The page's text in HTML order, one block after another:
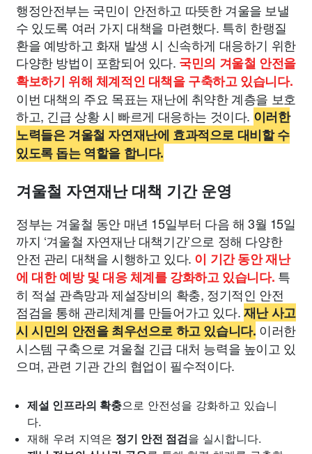
행정안전부는 국민이 안전하고 따뜻한 겨울을 보낼
수 있도록 여러 가지 대책을 마련했다. 특히 한랭질
환을 예방하고 화재 발생 시 신속하게 대응하기 위한
다양한 방법이 포함되어 있다. 국민의 겨울철 안전을
확보하기 위해 체계적인 대책을 구축하고 있습니다.
이번 대책의 주요 목표는 재난에 취약한 계층을 보호
하고, 긴급 상황 시 빠르게 대응하는 것이다. 이러한
노력들은 겨울철 자연재난에 효과적으로 대비할 수
있도록 돕는 역할을 합니다.
겨울철 자연재난 대책 기간 운영
정부는 겨울철 동안 매년 15일부터 다음 해 3월 15일
까지 ‘겨울철 자연재난 대책기간’으로 정해 다양한
안전 관리 대책을 시행하고 있다. 이 기간 동안 재난
에 대한 예방 및 대응 체계를 강화하고 있습니다. 특
히 적설 관측망과 제설장비의 확충, 정기적인 안전
점검을 통해 관리체계를 만들어가고 있다.재난 사고
시 시민의 안전을 최우선으로 하고 있습니다. 이러한
시스템 구축으로 겨울철 긴급 대처 능력을 높이고 있
으며, 관련 기관 간의 협업이 필수적이다.
제설 인프라의 확충으로 안전성을 강화하고 있습니
다.
재해 우려 지역은 정기 안전 점검을 실시합니다.